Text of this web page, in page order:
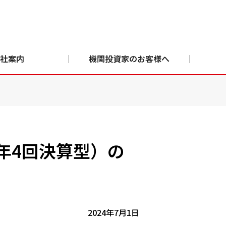
案内 機関投資家のお客様へ
4回決算型）の
2024年7月1日